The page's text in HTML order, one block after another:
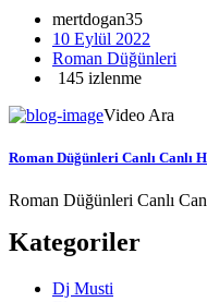
mertdogan35
10 Eylül 2022
Roman Düğünleri
145 izlenme
Roman Düğünleri Canlı Canlı
Roman Düğünleri Canlı
Video Ara
Kategoriler
Dj Musti